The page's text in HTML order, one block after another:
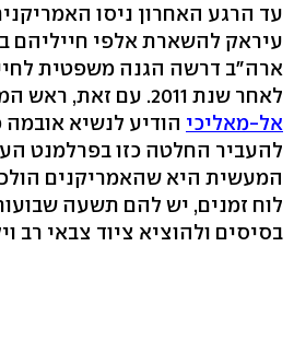
עד הרגע האחרון ניסו
עיראק להשארת אלפי חייליהם
ארה"ב דרשה הגנה משפטית
לאחר שנת 2011. עם זאת, ראש הממשלה
אל-מאליכי הודיע לנשיא אובמה
להעביר החלטה כזו בפרלמנט
המעשית היא שהאמריקנים
בסיסים ולהוציא ציוד צבאי רב